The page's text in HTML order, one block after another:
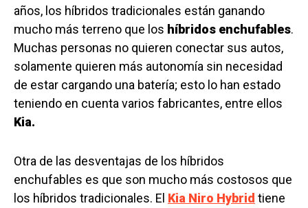
años, los híbridos tradicionales están ganando
mucho más terreno que los híbridos enchufables.
Muchas personas no quieren conectar sus autos,
solamente quieren más autonomía sin necesidad
de estar cargando una batería; esto lo han estado
teniendo en cuenta varios fabricantes, entre ellos
Kia.
Otra de las desventajas de los híbridos
enchufables es que son mucho más costosos que
los híbridos tradicionales. El Kia Niro Hybrid tiene